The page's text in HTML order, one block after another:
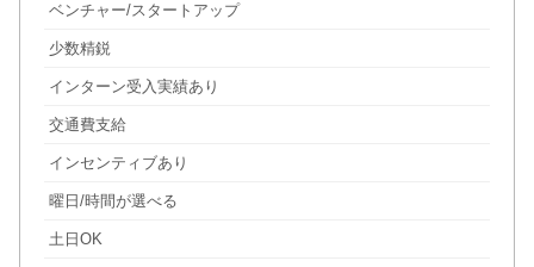
ベンチャー/スタートアップ
少数精鋭
インターン受入実績あり
交通費支給
インセンティブあり
曜日/時間が選べる
土日OK